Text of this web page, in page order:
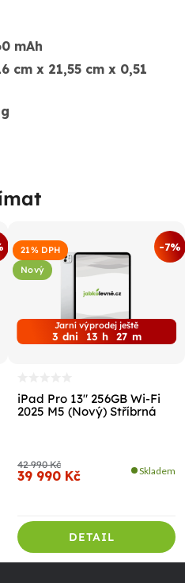
mAh
cm x 21,55 cm x 0,51
21% DPH
Nový
-7%
Jarní výprodej ještě
3 dni 13 h 27 m
iPad Pro 13" 256GB Wi-Fi
2025 M5 (Nový) Stříbrná
42 990 Kč
39 990 Kč Skladem
DETAIL